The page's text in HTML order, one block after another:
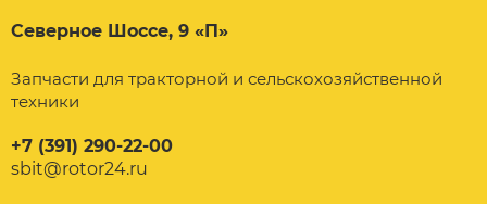
Северное Шоссе, 9 «П»
Запчасти для тракторной и сельскохозяйственной
техники
+7 (391) 290-22-00
sbit@rotor24.ru